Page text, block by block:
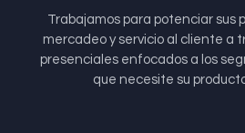
Trabajamos para potenciar sus
mercadeo y servicio al cliente a
presenciales enfocados a los
que necesite su